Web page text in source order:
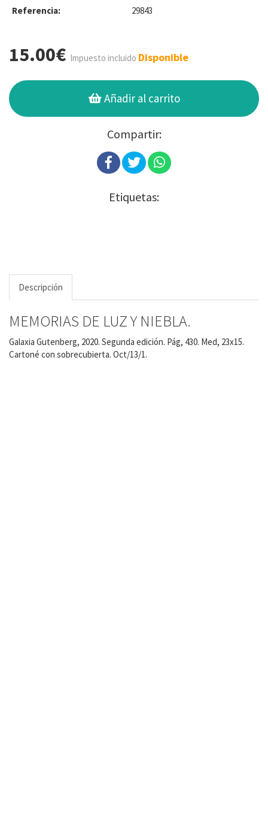
Referencia: 29843
15.00€ Impuesto incluido Disponible
Añadir al carrito
Compartir:
Etiquetas:
Descripción
MEMORIAS DE LUZ Y NIEBLA.
Galaxia Gutenberg, 2020. Segunda edición. Pág, 430. Med, 23x15.
Cartoné con sobrecubierta. Oct/13/1.